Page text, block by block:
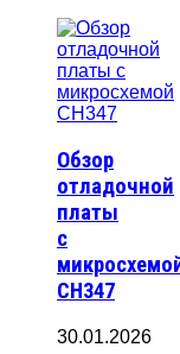
Обзор
отладочной
платы
с
CH347
30.01.2026